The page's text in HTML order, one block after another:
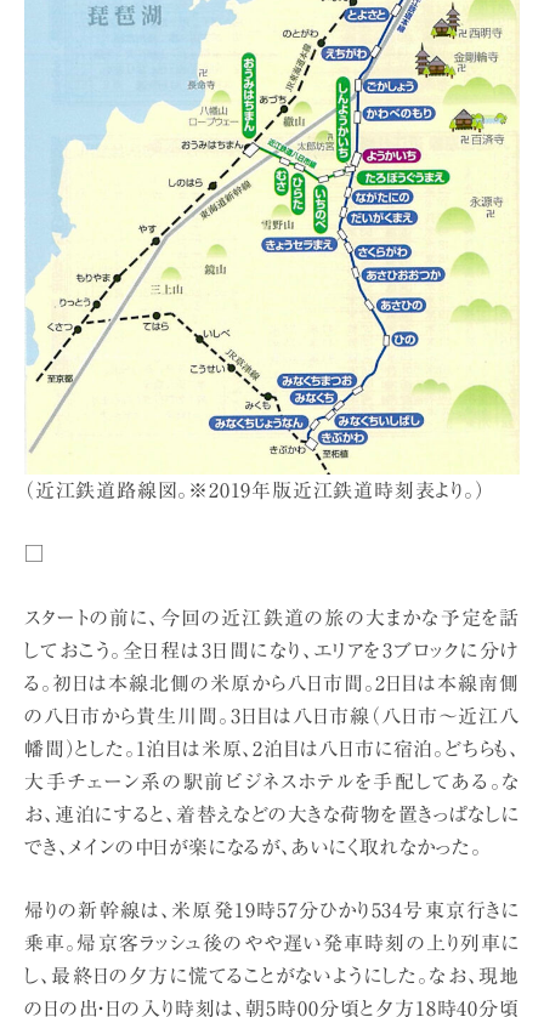
（近江鉄道路線図。※2019年版近江鉄道時刻表より。）
スタートの前に、今回の近江鉄道の旅の大まかな予定を話
しておこう。全日程は3日間になり、エリアを3ブロックに分け
る。初日は本線北側の米原から八日市間。2日目は本線南側
の八日市から貴生川間。3日目は八日市線（八日市〜近江八
幡間）とした。1泊目は米原、2泊目は八日市に宿泊。どちらも、
大手チェーン系の駅前ビジネスホテルを手配してある。な
お、連泊にすると、着替えなどの大きな荷物を置きっぱなしに
でき、メインの中日が楽になるが、あいにく取れなかった。
帰りの新幹線は、米原発19時57分ひかり534号東京行きに
乗車。帰京客ラッシュ後のやや遅い発車時刻の上り列車に
し、最終日の夕方に慌てることがないようにした。なお、現地
の日の出・日の入り時刻は、朝5時00分頃と夕方18時40分頃